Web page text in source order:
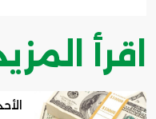
اقرأ
الأحد ٠٩ / أغسطس